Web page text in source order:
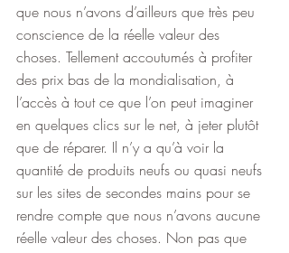
que nous n’avons d’ailleurs que très peu
conscience de la réelle valeur des
choses. Tellement accoutumés à profiter
des prix bas de la mondialisation, à
l’accès à tout ce que l’on peut imaginer
en quelques clics sur le net, à jeter plutôt
que de réparer. Il n’y a qu’à voir la
quantité de produits neufs ou quasi neufs
sur les sites de secondes mains pour se
rendre compte que nous n’avons aucune
réelle valeur des choses. Non pas que